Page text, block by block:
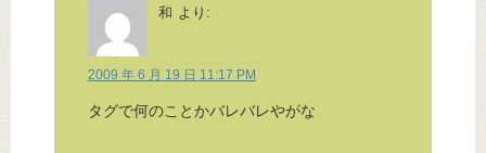
和 より:
2009 年 6 月 19 日 11:17 PM
タグで何のことかバレバレやがな